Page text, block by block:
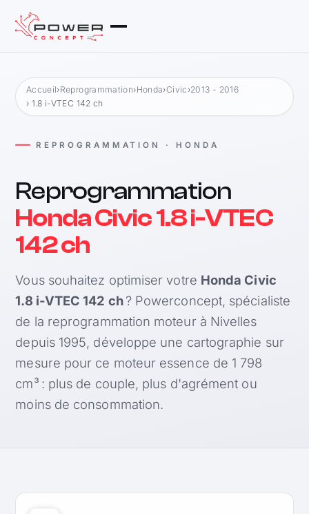
Accueil›Reprogrammation›Honda›Civic ›2013 - 2016
› 1.8 i-VTEC 142 ch
REPROGRAMMATION · HONDA
Reprogrammation
Honda Civic 1.8 i-VTEC
142 ch
Vous souhaitez optimiser votre Honda Civic
1.8 i-VTEC 142 ch? Powerconcept, spécialiste
de la reprogrammation moteur à Nivelles
depuis 1995, développe une cartographie sur
mesure pour ce moteur essence de 1 798
cm³ : plus de couple, plus d'agrément ou
moins de consommation.